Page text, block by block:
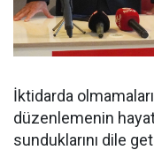
İktidarda
düzenlemenin
sunduklarını dile